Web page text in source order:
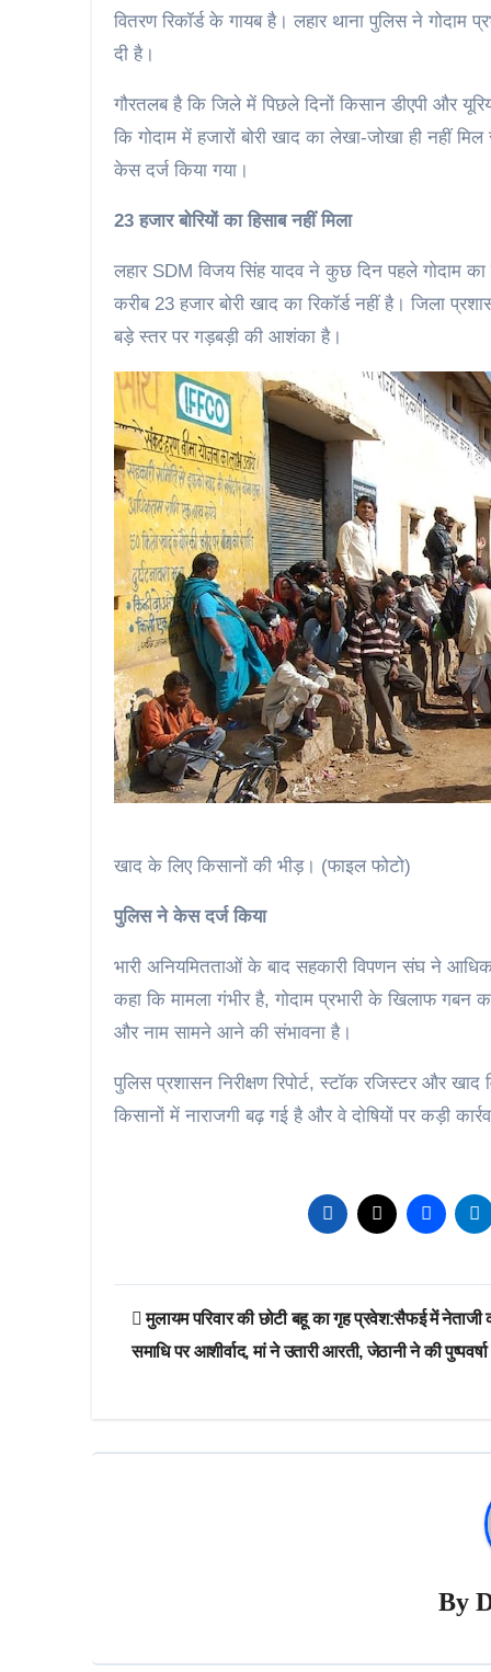
वितरण रिकॉर्ड के गायब है। लहार थाना पुलिस ने
दी है।
गौरतलब है कि जिले में पिछले दिनों किसान डीएपी और
कि गोदाम में हजारों बोरी खाद का लेखा-जोखा ही नहीं
केस दर्ज किया गया।
23 हजार बोरियों का हिसाब नहीं मिला
लहार SDM विजय सिंह यादव ने कुछ दिन पहले गोदाम का
करीब 23 हजार बोरी खाद का रिकॉर्ड नहीं है। जिला
बड़े स्तर पर गड़बड़ी की आशंका है।
खाद के लिए किसानों की भीड़। (फाइल फोटो)
पुलिस ने केस दर्ज किया
भारी अनियमितताओं के बाद सहकारी विपणन संघ ने
कहा कि मामला गंभीर है, गोदाम प्रभारी के खिलाफ
और नाम सामने आने की संभावना है।
पुलिस प्रशासन निरीक्षण रिपोर्ट, स्टॉक रजिस्टर और
किसानों में नाराजगी बढ़ गई है और वे दोषियों पर कड़ी
Post
navigation
मुलायम परिवार की छोटी बहू का गृह प्रवेश:सैफई में नेताजी
समाधि पर आशीर्वाद, मां ने उतारी आरती, जेठानी ने की पुष्पवर्षा
By